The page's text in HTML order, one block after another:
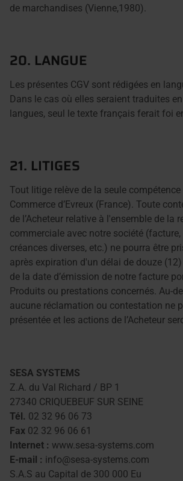
de marchandises (Vienne,1980).
20. LANGUE
Les présentes CGV sont rédigées en
Dans le cas où elles seraient traduites
langues, seul le texte français ferait foi
21. LITIGES
Tout litige relève de la seule
Commerce d’Evreux (France). Toute
de l’Acheteur relative à l'ensemble de la
commerciale avec notre société
créances diverses, etc.) ne pourra être
après expiration d'un délai de douze
de la date d’émission de notre facture
Produits ou prestations concernés. Au-
aucune réclamation ou contestation ne
présentée et les actions de l’Acheteur
SESA SYSTEMS
Z.A. du Val Richard / BP 1
27340 CRIQUEBEUF SUR SEINE
Tél. 02 32 96 06 73
Fax 02 32 96 06 61
Internet : www.sesa-systems.com
E-mail : info@sesa-systems.com
S.A.S au Capital de 300 000 Eu